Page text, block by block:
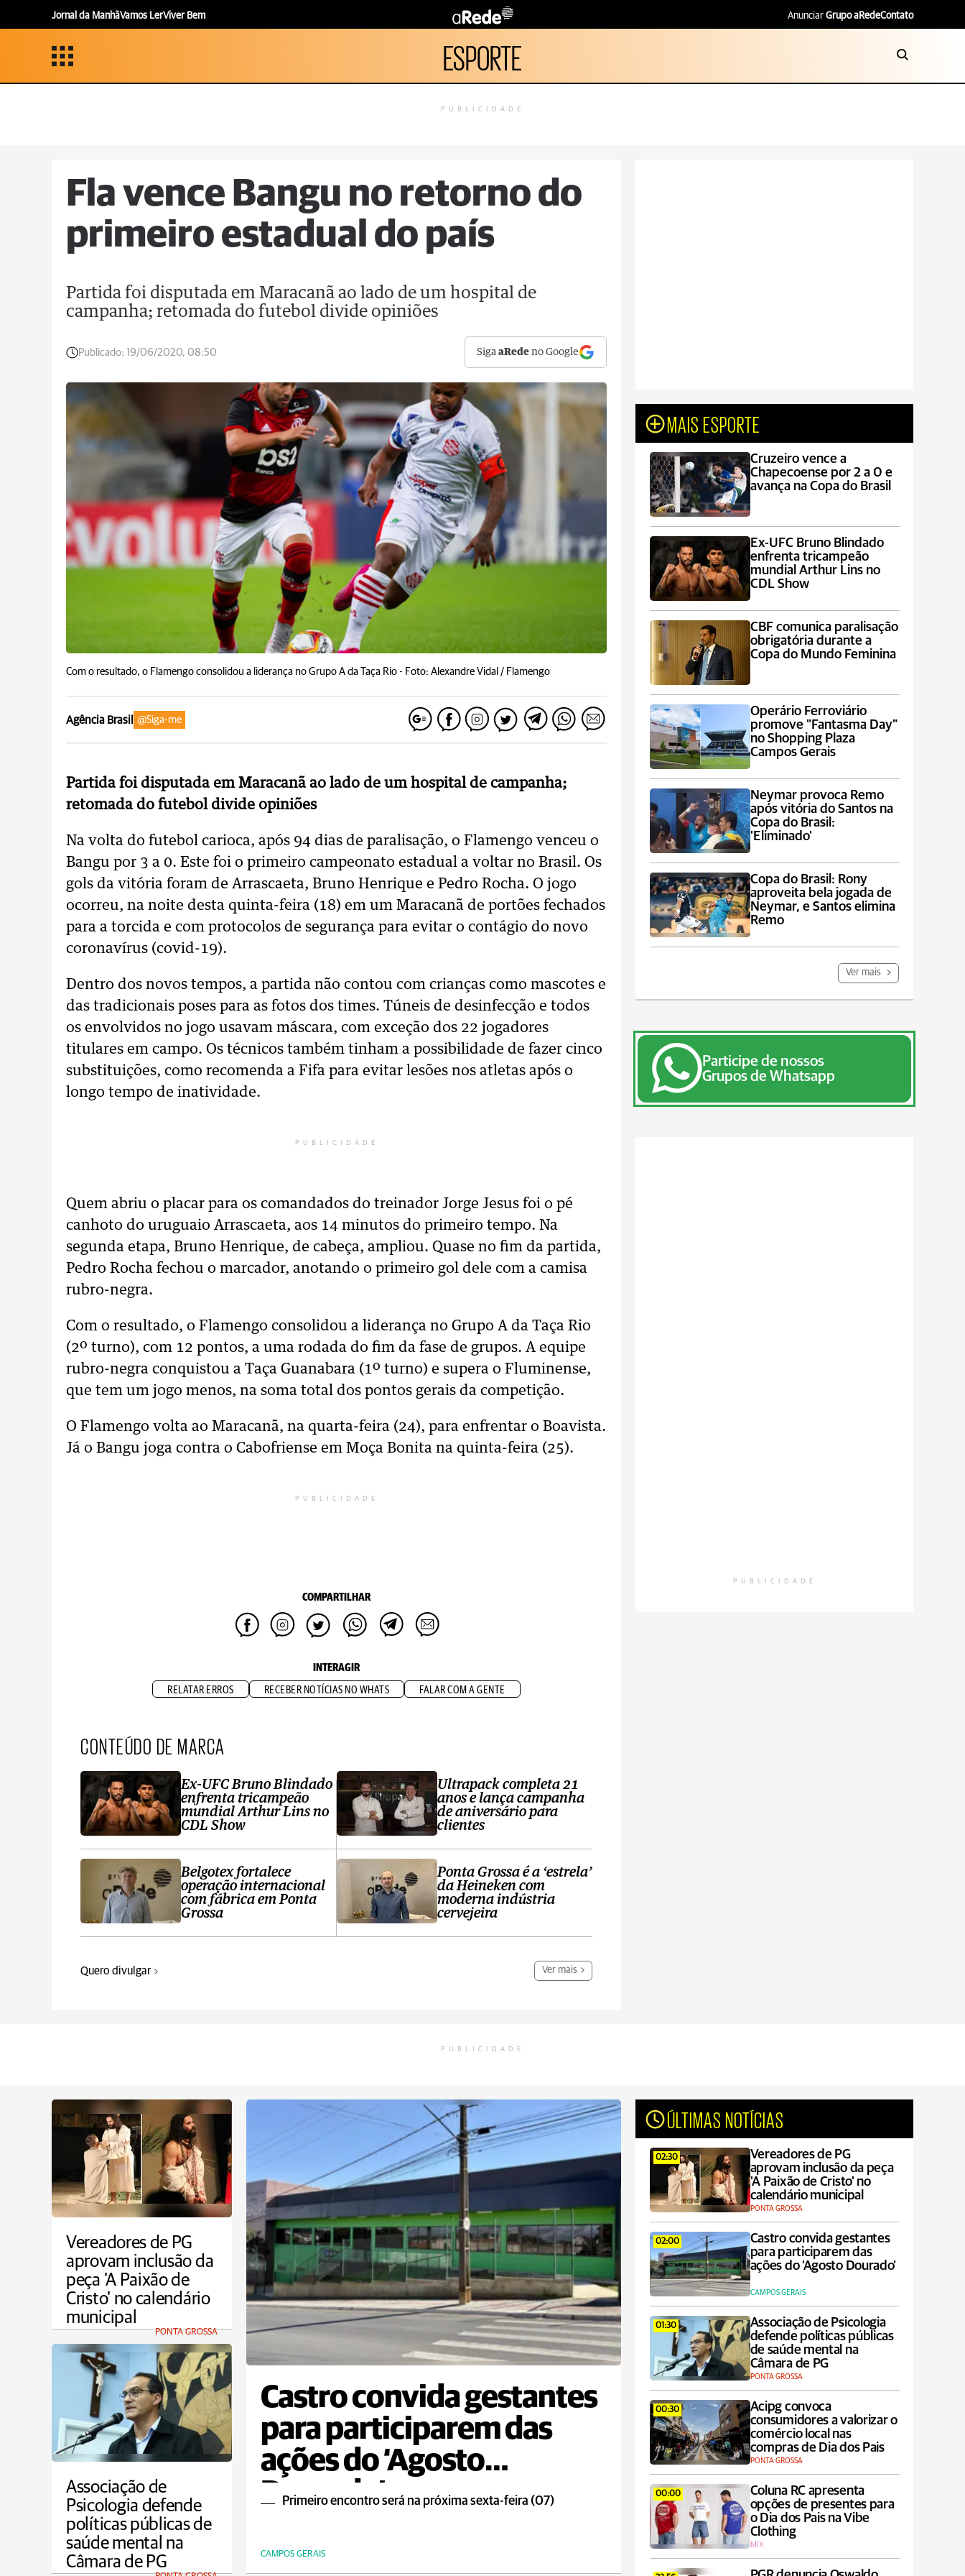
Jornal da ManhãVamos LerViver Bem Anunciar Grupo aRedeContato
ESPORTE
PUBLICIDADE
Fla vence Bangu no retorno do
primeiro estadual do país
Partida foi disputada em Maracanã ao lado de um hospital de
campanha; retomada do futebol divide opiniões
Publicado: 19/06/2020, 08:50 SigaaRede no Google
Com o resultado, o Flamengo consolidou a liderança no Grupo A da Taça Rio - Foto: Alexandre Vidal / Flamengo
Agência Brasil @Siga-me
Partida foi disputada em Maracanã ao lado de um hospital de campanha;
retomada do futebol divide opiniões
Na volta do futebol carioca, após 94 dias de paralisação, o Flamengo venceu o
Bangu por 3 a 0. Este foi o primeiro campeonato estadual a voltar no Brasil. Os
gols da vitória foram de Arrascaeta, Bruno Henrique e Pedro Rocha. O jogo
ocorreu, na noite desta quinta-feira (18) em um Maracanã de portões fechados
para a torcida e com protocolos de segurança para evitar o contágio do novo
coronavírus (covid-19).
Dentro dos novos tempos, a partida não contou com crianças como mascotes e
das tradicionais poses para as fotos dos times. Túneis de desinfecção e todos
os envolvidos no jogo usavam máscara, com exceção dos 22 jogadores
titulares em campo. Os técnicos também tinham a possibilidade de fazer cinco
substituições, como recomenda a Fifa para evitar lesões nos atletas após o
longo tempo de inatividade.
PUBLICIDADE
Quem abriu o placar para os comandados do treinador Jorge Jesus foi o pé
canhoto do uruguaio Arrascaeta, aos 14 minutos do primeiro tempo. Na
segunda etapa, Bruno Henrique, de cabeça, ampliou. Quase no fim da partida,
Pedro Rocha fechou o marcador, anotando o primeiro gol dele com a camisa
rubro-negra.
Com o resultado, o Flamengo consolidou a liderança no Grupo A da Taça Rio
(2º turno), com 12 pontos, a uma rodada do fim da fase de grupos. A equipe
rubro-negra conquistou a Taça Guanabara (1º turno) e supera o Fluminense,
que tem um jogo menos, na soma total dos pontos gerais da competição.
O Flamengo volta ao Maracanã, na quarta-feira (24), para enfrentar o Boavista.
Já o Bangu joga contra o Cabofriense em Moça Bonita na quinta-feira (25).
PUBLICIDADE
COMPARTILHAR
INTERAGIR
RELATAR ERROS RECEBER NOTÍCIAS NO WHATS FALAR COM A GENTE
CONTEÚDO DE MARCA
Ex-UFC Bruno Blindado
enfrenta tricampeão
mundial Arthur Lins no
CDL Show
Belgotex fortalece
operação internacional
com fábrica em Ponta
Grossa
Ultrapack completa 21
anos e lança campanha
de aniversário para
clientes
Ponta Grossa é a ‘estrela’
da Heineken com
moderna indústria
cervejeira
Quero divulgar Ver mais
MAIS ESPORTE
Cruzeiro vence a
Chapecoense por 2 a 0 e
avança na Copa do Brasil
Ex-UFC Bruno Blindado
enfrenta tricampeão
mundial Arthur Lins no
CDL Show
CBF comunica paralisação
obrigatória durante a
Copa do Mundo Feminina
Operário Ferroviário
promove "Fantasma Day"
no Shopping Plaza
Campos Gerais
Neymar provoca Remo
após vitória do Santos na
Copa do Brasil:
'Eliminado'
Copa do Brasil: Rony
aproveita bela jogada de
Neymar, e Santos elimina
Remo
Ver mais
Participe de nossos
Grupos de Whatsapp
PUBLICIDADE
PUBLICIDADE
Vereadores de PG
aprovam inclusão da
peça 'A Paixão de
Cristo' no calendário
municipal
PONTA GROSSA
Castro convida gestantes
para participarem das
ações do ‘Agosto
Dourado’
Primeiro encontro será na próxima sexta-feira (07)
CAMPOS GERAIS
ÚLTIMAS NOTÍCIAS
02:30
Vereadores de PG
aprovam inclusão da peça
'A Paixão de Cristo' no
calendário municipal
PONTA GROSSA
02:00
Castro convida gestantes
para participarem das
ações do ‘Agosto Dourado’
CAMPOS GERAIS
01:30
Associação de Psicologia
defende políticas públicas
de saúde mental na
Câmara de PG
PONTA GROSSA
00:30
Acipg convoca
consumidores a valorizar o
comércio local nas
compras de Dia dos Pais
PONTA GROSSA
00:00
Coluna RC apresenta
opções de presentes para
o Dia dos Pais na Vibe
Clothing
MIX
Associação de
Psicologia defende
políticas públicas de
saúde mental na
Câmara de PG